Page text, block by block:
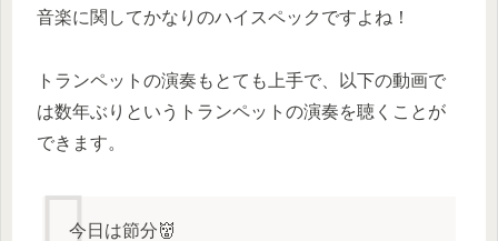
音楽に関してかなりのハイスペックですよね！
トランペットの演奏もとても上手で、以下の動画で
は数年ぶりというトランペットの演奏を聴くことが
できます。
今日は節分👹